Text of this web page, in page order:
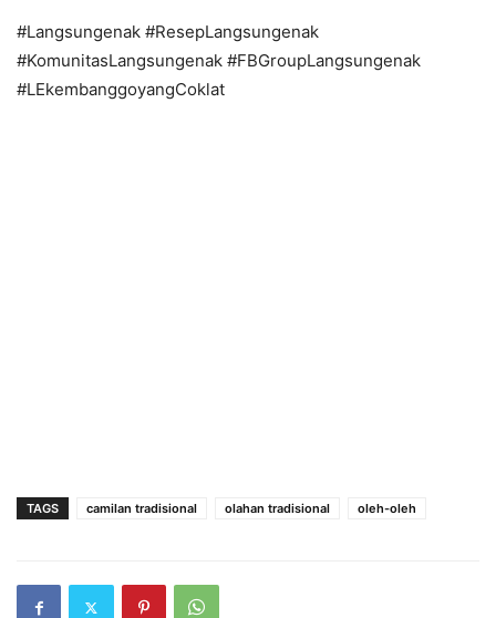
#Langsungenak #ResepLangsungenak
#KomunitasLangsungenak #FBGroupLangsungenak
#LEkembanggoyangCoklat
TAGS camilan tradisional olahan tradisional oleh-oleh